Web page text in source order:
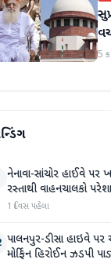
5
નેનાવા-સાંચોર હાઈવે પર
રસ્તાથી વાહનચાલકો
1 દિવસ પહેલા
પાલનપુર-ડીસા હાઇવે
મોર્ફિન હિરોઈન ઝડપી